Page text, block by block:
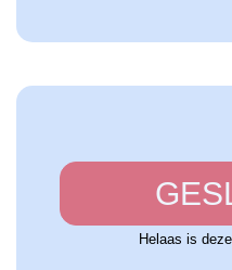
Helaas is